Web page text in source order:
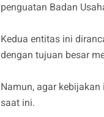
penguatan Badan
Kedua entitas ini
dengan tujuan besar
Namun, agar
saat ini.